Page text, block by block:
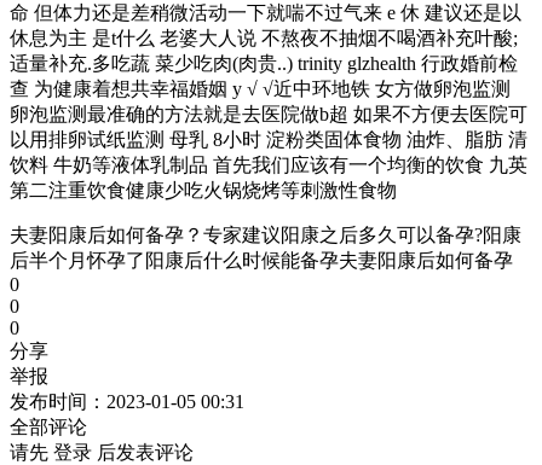
命 但体力还是差稍微活动一下就喘不过气来 e 休 建议还是以
休息为主 是t什么 老婆大人说 不熬夜不抽烟不喝酒补充叶酸;
适量补充.多吃蔬 菜少吃肉(肉贵..) trinity glzhealth 行政婚前检
查 为健康着想共幸福婚姻 y √ √近中环地铁 女方做卵泡监测
卵泡监测最准确的方法就是去医院做b超 如果不方便去医院可
以用排卵试纸监测 母乳 8小时 淀粉类固体食物 油炸、脂肪 清
饮料 牛奶等液体乳制品 首先我们应该有一个均衡的饮食 九英
第二注重饮食健康少吃火锅烧烤等刺激性食物
夫妻阳康后如何备孕？专家建议阳康之后多久可以备孕?阳康
后半个月怀孕了 阳康后什么时候能备孕夫妻阳康后如何备孕
0
0
0
分享
举报
发布时间：2023-01-05 00:31
全部评论
请先 登录 后发表评论